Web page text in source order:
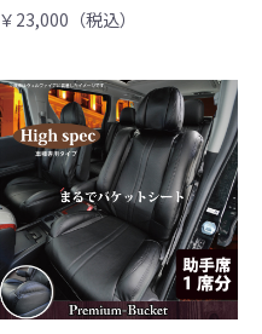
￥23,000（税込）